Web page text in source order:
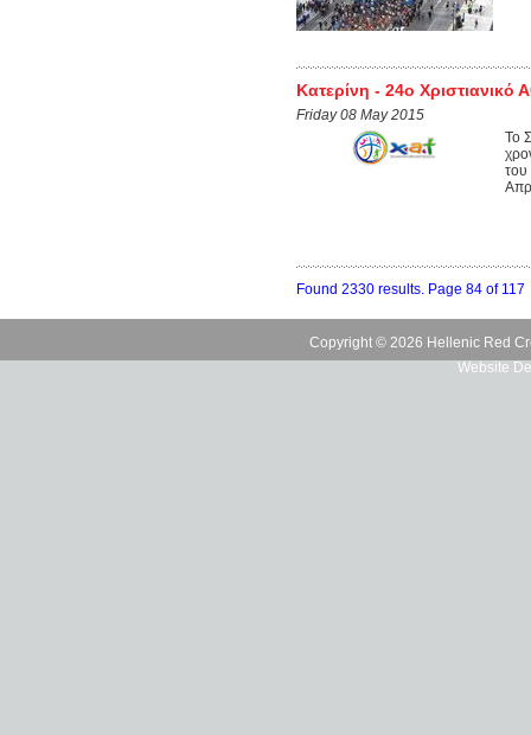
Κατερίνη - 24ο Χριστιανικό
Friday 08 May 2015
Το
του
Found 2330 results. Page 84 of 117
Copyright © 2026 Hellenic Red
Website